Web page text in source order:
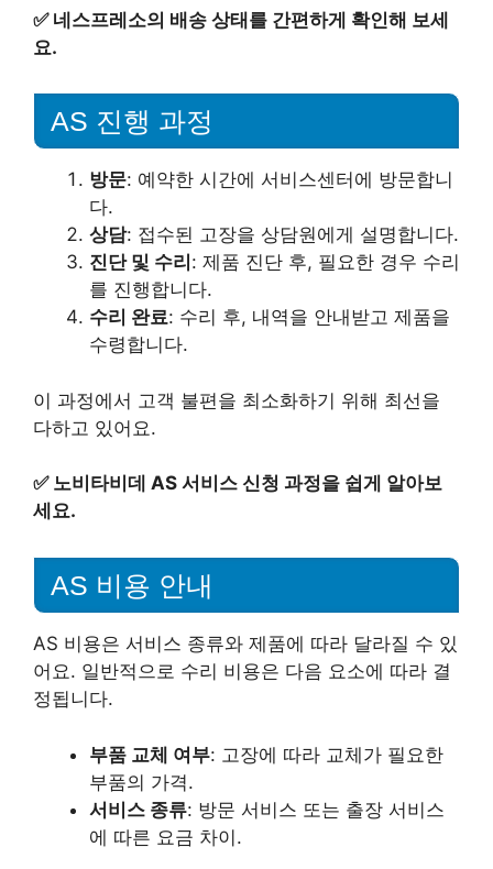
✅ 네스프레소의 배송 상태를 간편하게 확인해 보세
요.
AS 진행 과정
방문: 예약한 시간에 서비스센터에 방문합니
다.
상담: 접수된 고장을 상담원에게 설명합니다.
진단 및 수리 : 제품 진단 후, 필요한 경우 수리
를 진행합니다.
수리 완료: 수리 후, 내역을 안내받고 제품을
수령합니다.
이 과정에서 고객 불편을 최소화하기 위해 최선을
다하고 있어요.
✅ 노비타비데 AS 서비스 신청 과정을 쉽게 알아보
세요.
AS 비용 안내
AS 비용은 서비스 종류와 제품에 따라 달라질 수 있
어요. 일반적으로 수리 비용은 다음 요소에 따라 결
정됩니다.
부품 교체 여부: 고장에 따라 교체가 필요한
부품의 가격.
서비스 종류: 방문 서비스 또는 출장 서비스
에 따른 요금 차이.